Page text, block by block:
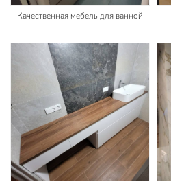
Качественная мебель для ванной